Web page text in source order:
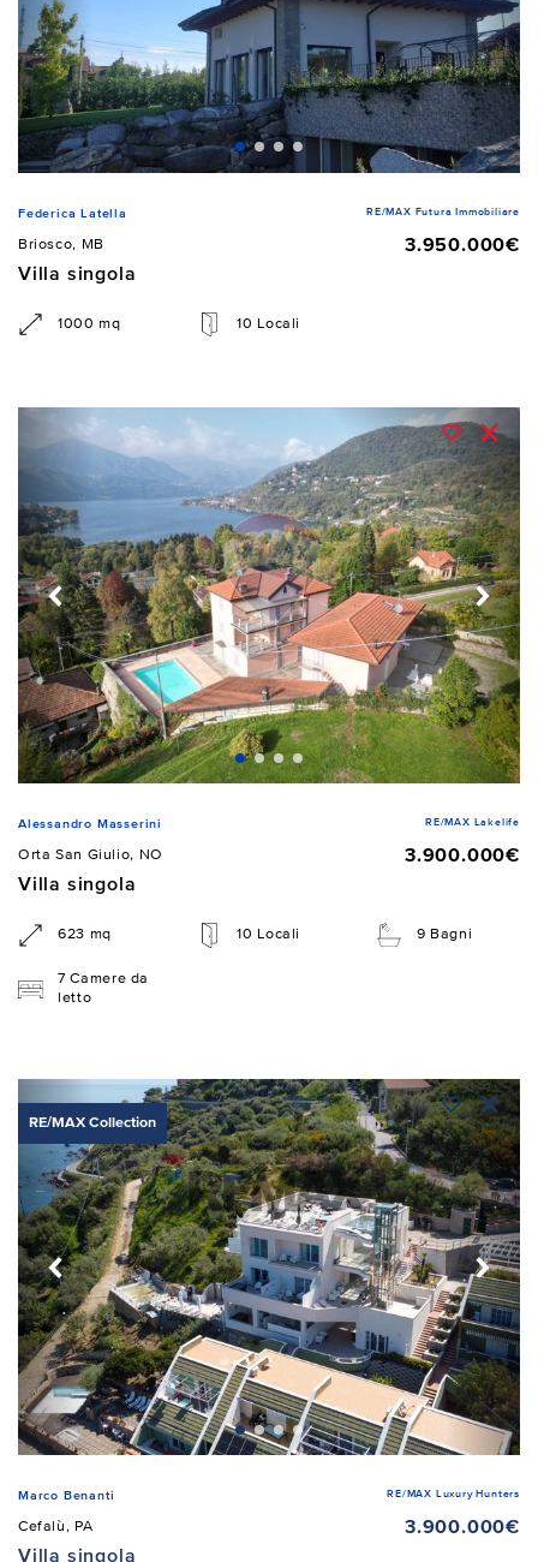
Federica Latella RE/MAX Futura Immobiliare
Briosco, MB
3.950.000€
Villa singola
1000 mq 10 Locali
Alessandro Masserini RE/MAX Lakelife
Orta San Giulio, NO
3.900.000€
Villa singola
623 mq 10 Locali 9 Bagni
7 Camere da
letto
RE/MAX Collection
Marco Benanti RE/MAX Luxury Hunters
Cefalù, PA
3.900.000€
Villa singola